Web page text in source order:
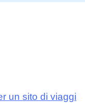
un sito di viaggi